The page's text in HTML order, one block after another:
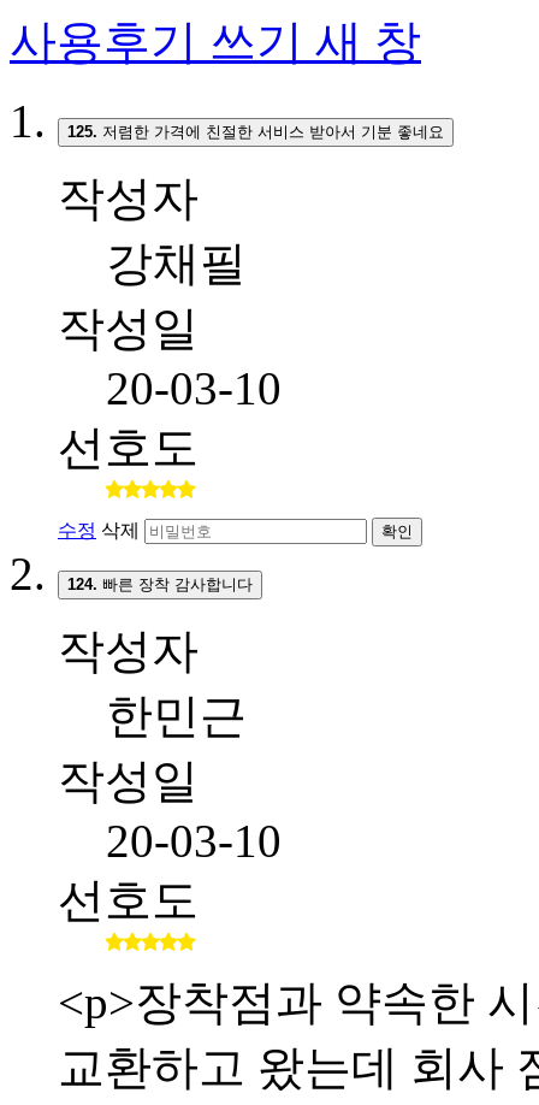
사용후기 쓰기 새 창
125. 저렴한 가격에 친절한 서비스 받아서 기분 좋네요
작성자
강채필
작성일
20-03-10
선호도
수정 삭제 확인
124. 빠른 장착 감사합니다
작성자
한민근
작성일
20-03-10
선호도
<p>장착점과 약속한
교환하고 왔는데 회사